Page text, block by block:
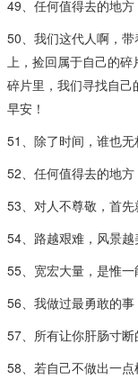
49、任何值得去的地方
50、我们这代人啊，
上，捡回属于自己的
碎片里，我们寻找自己
早安！
51、除了时间，谁也无
52、任何值得去的地方
53、对人不尊敬，首先
54、路越艰难，风景越
55、宽宏大量，是惟一
56、我做过最勇敢的事
57、所有让你肝肠寸
58、若自己不做出一点